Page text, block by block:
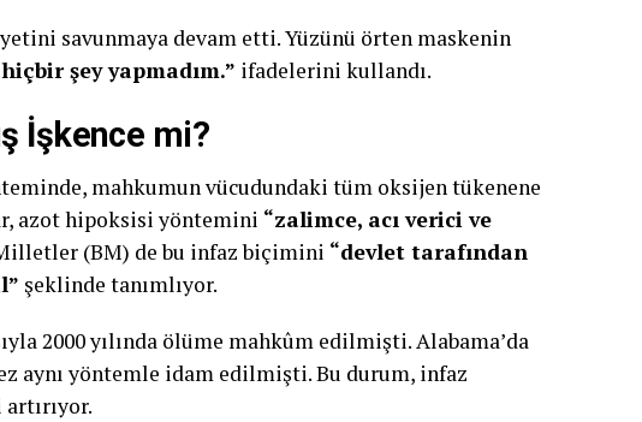
savunmaya devam etti. Yüzünü örten maskenin
şey yapmadım.” ifadelerini kullandı.
İşkence mi?
mahkumun vücudundaki tüm oksijen tükenene
azot hipoksisi yöntemini “zalimce, acı verici ve
(BM) de bu infaz biçimini “devlet tarafından
şeklinde tanımlıyor.
2000 yılında ölüme mahkûm edilmişti. Alabama’da
aynı yöntemle idam edilmişti. Bu durum, infaz